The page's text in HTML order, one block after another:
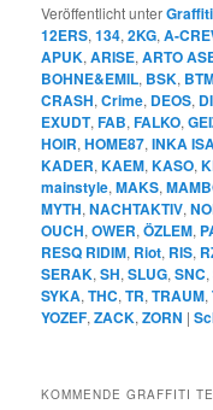
Veröffentlicht unter
12ERS,134,2KG,A-
APUK,ARISE,ARTO
BOHNE&EMIL, BSK,
CRASH,Crime, DEOS,
EXUDT,FAB,FALKO,
HOIR,HOME87,INKA
KADER,KAEM,KASO,
mainstyle,MAKS,
MYTH,NACHTAKTIV,
OUCH,OWER,ÖZLEM,
RESQ RIDIM, Riot, RIS,
SERAK,SH,SLUG,SNC,
SYKA,THC,TR,TRAUM,
YOZEF,ZACK,ZORN |
KOMMENDE GRAFFITI